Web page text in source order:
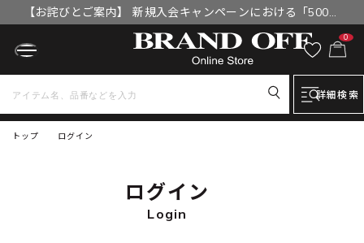
【お詫びとご案内】 新規入会キャンペーンにおける「500円
OFFクーポン」付与漏れと補填について
0
詳細検索
トップ ログイン
ログイン
Login